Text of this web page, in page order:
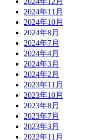
2024年11月
2024年10月
2024年8月
2024年7月
2024年4月
2024年3月
2024年2月
2023年11月
2023年10月
2023年8月
2023年7月
2023年3月
2022年11月